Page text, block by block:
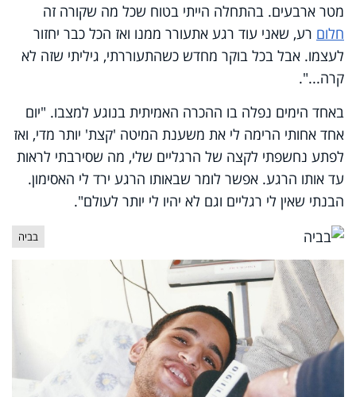
מטר ארבעים. בהתחלה הייתי בטוח שכל מה שקורה זה
חלום רע, שאני עוד רגע אתעורר ממנו ואז הכל כבר יחזור
לעצמו. אבל בכל בוקר מחדש כשהתעוררתי, גיליתי שזה לא
קרה...".
באחד הימים נפלה בו ההכרה האמיתית בנוגע למצבו. "יום
אחד אחותי הרימה לי את משענת המיטה 'קצת' יותר מדי, ואז
לפתע נחשפתי לקצה של הרגליים שלי, מה שסירבתי לראות
עד אותו הרגע. אפשר לומר שבאותו הרגע ירד לי האסימון.
הבנתי שאין לי רגליים וגם לא יהיו לי יותר לעולם".
בביה